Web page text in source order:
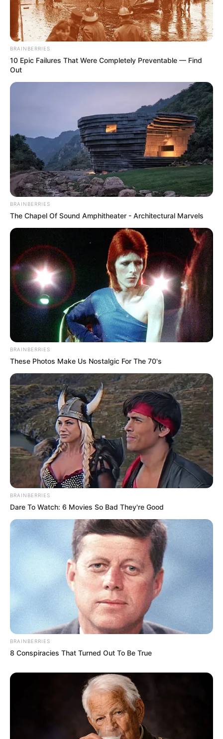
BRAINBERRIES
10 Epic Failures That Were Completely Preventable — Find
Out
BRAINBERRIES
The Chapel Of Sound Amphitheater - Architectural Marvels
BRAINBERRIES
These Photos Make Us Nostalgic For The 70's
BRAINBERRIES
Dare To Watch: 6 Movies So Bad They're Good
BRAINBERRIES
8 Conspiracies That Turned Out To Be True